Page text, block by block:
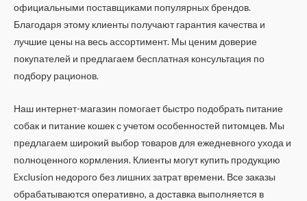
официальными поставщиками популярных брендов.
Благодаря этому клиенты получают гарантия качества и
лучшие цены на весь ассортимент. Мы ценим доверие
покупателей и предлагаем бесплатная консультация по
подбору рационов.
Наш интернет-магазин помогает быстро подобрать питание
собак и питание кошек с учетом особенностей питомцев. Мы
предлагаем широкий выбор товаров для ежедневного ухода и
полноценного кормления. Клиенты могут купить продукцию
Exclusion недорого без лишних затрат времени. Все заказы
обрабатываются оперативно, а доставка выполняется в